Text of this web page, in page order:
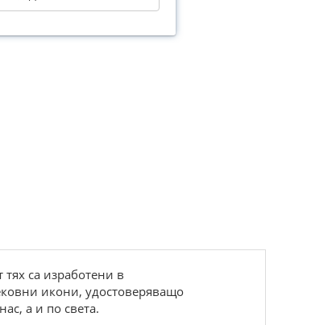
са изработени в
икони, удостоверяващо
а и по света.